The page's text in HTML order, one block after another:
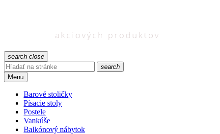
search close
search
Menu
Barové stoličky
Písacie stoly
Postele
Vankúše
Balkónový nábytok